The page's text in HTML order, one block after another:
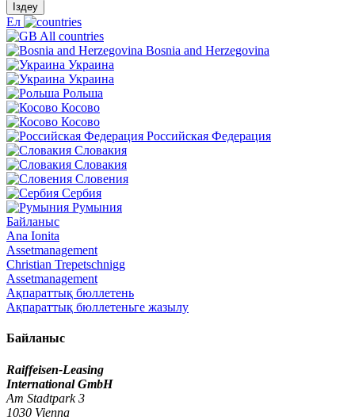
Іздеу
Ел
All countries
Bosnia and Herzegovina
Украина
Украина
Рольша
Косово
Косово
Российская Федерация
Словакия
Словакия
Словения
Сербия
Румыния
Байланыс
Ana Ionita
Assetmanagement
Christian Trepetschnigg
Assetmanagement
Ақпараттық бюллетень
Ақпараттық бюллетеньге жазылу
Байланыс
Raiffeisen-Leasing
International GmbH
Am Stadtpark 3
1030 Vienna